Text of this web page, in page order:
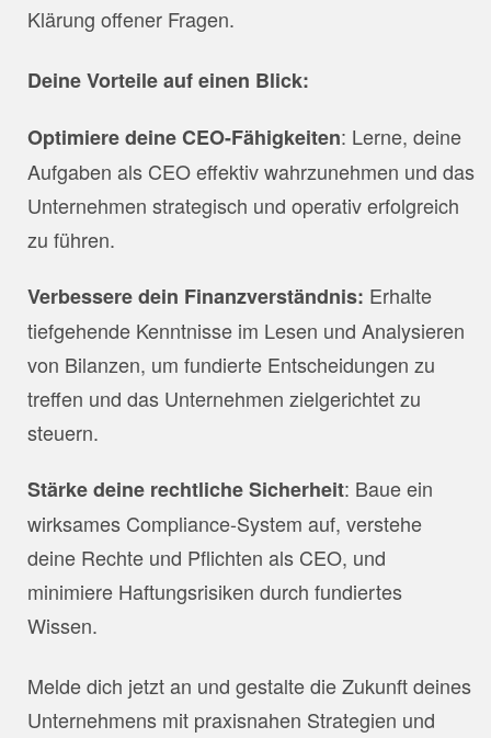
Klärung offener Fragen.
Deine Vorteile auf einen Blick:
Optimiere deine CEO-Fähigkeiten: Lerne, deine
Aufgaben als CEO effektiv wahrzunehmen und das
Unternehmen strategisch und operativ erfolgreich
zu führen.
Verbessere dein Finanzverständnis: Erhalte
tiefgehende Kenntnisse im Lesen und Analysieren
von Bilanzen, um fundierte Entscheidungen zu
treffen und das Unternehmen zielgerichtet zu
steuern.
Stärke deine rechtliche Sicherheit: Baue ein
wirksames Compliance-System auf, verstehe
deine Rechte und Pflichten als CEO, und
minimiere Haftungsrisiken durch fundiertes
Wissen.
Melde dich jetzt an und gestalte die Zukunft deines
Unternehmens mit praxisnahen Strategien und